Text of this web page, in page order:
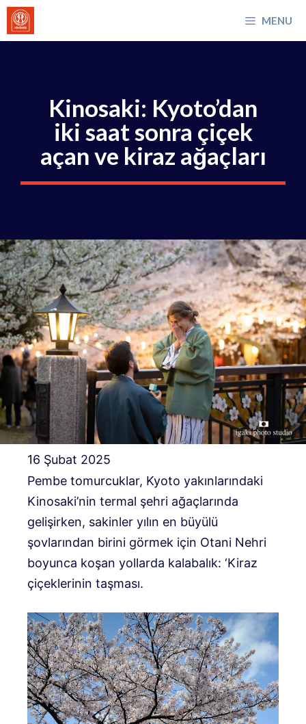
İçeriğe
atla
MENU
Kinosaki: Kyoto’dan
iki saat sonra çiçek
açan ve kiraz ağaçları
16 Şubat 2025
Pembe tomurcuklar, Kyoto yakınlarındaki
Kinosaki’nin termal şehri ağaçlarında
gelişirken, sakinler yılın en büyülü
şovlarından birini görmek için Otani Nehri
boyunca koşan yollarda kalabalık: ‘Kiraz
çiçeklerinin taşması.